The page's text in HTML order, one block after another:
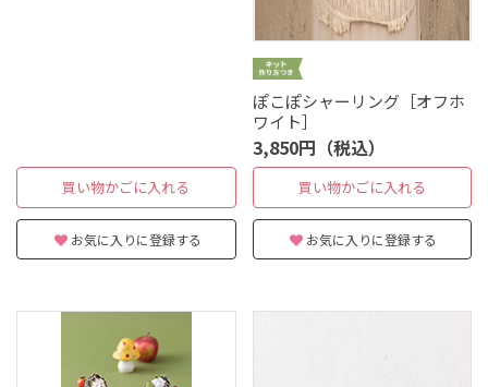
買い物かごに入れる
お気に入りに登録する
ぽこぽシャーリング［オフホ
ワイト］
3,850円（税込）
買い物かごに入れる
お気に入りに登録する